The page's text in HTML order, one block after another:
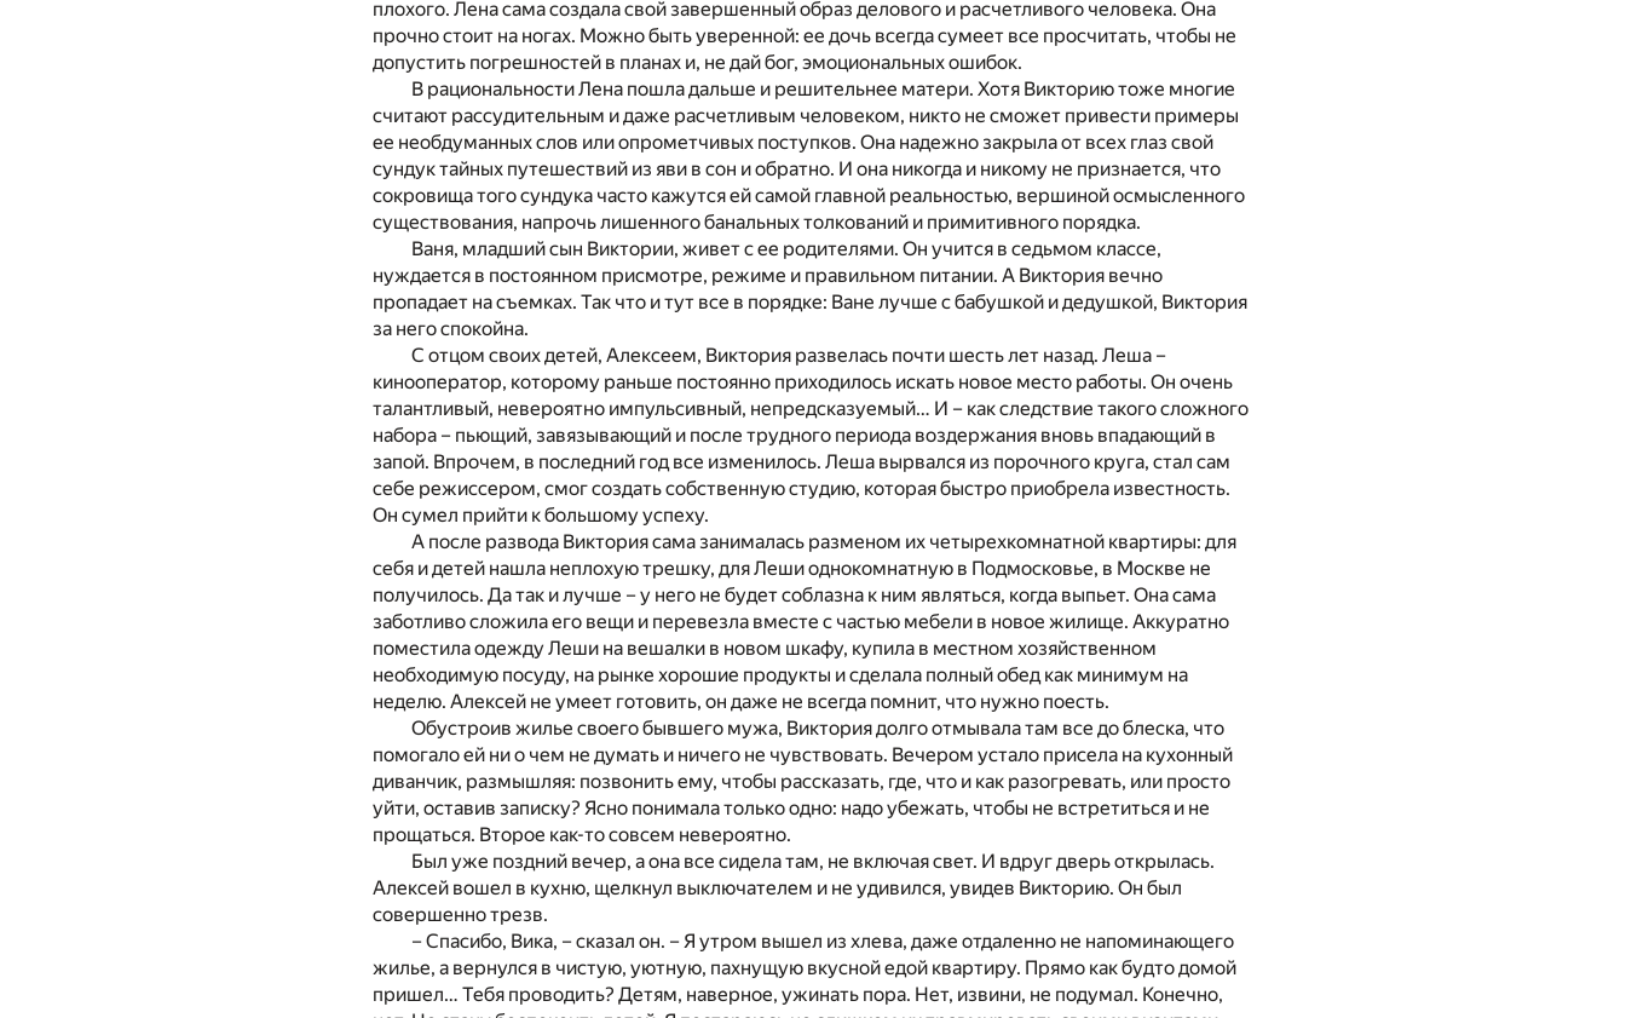
плохого. Лена сама создала свой завершенный образ делового и расчетливого человека. Она
прочно стоит на ногах. Можно быть уверенной: ее дочь всегда сумеет все просчитать, чтобы не
допустить погрешностей в планах и, не дай бог, эмоциональных ошибок.
В рациональности Лена пошла дальше и решительнее матери. Хотя Викторию тоже многие
считают рассудительным и даже расчетливым человеком, никто не сможет привести примеры
ее необдуманных слов или опрометчивых поступков. Она надежно закрыла от всех глаз свой
сундук тайных путешествий из яви в сон и обратно. И она никогда и никому не признается, что
сокровища того сундука часто кажутся ей самой главной реальностью, вершиной осмысленного
существования, напрочь лишенного банальных толкований и примитивного порядка.
Ваня, младший сын Виктории, живет с ее родителями. Он учится в седьмом классе,
нуждается в постоянном присмотре, режиме и правильном питании. А Виктория вечно
пропадает на съемках. Так что и тут все в порядке: Ване лучше с бабушкой и дедушкой, Виктория
за него спокойна.
С отцом своих детей, Алексеем, Виктория развелась почти шесть лет назад. Леша –
кинооператор, которому раньше постоянно приходилось искать новое место работы. Он очень
талантливый, невероятно импульсивный, непредсказуемый… И – как следствие такого сложного
набора – пьющий, завязывающий и после трудного периода воздержания вновь впадающий в
запой. Впрочем, в последний год все изменилось. Леша вырвался из порочного круга, стал сам
себе режиссером, смог создать собственную студию, которая быстро приобрела известность.
Он сумел прийти к большому успеху.
А после развода Виктория сама занималась разменом их четырехкомнатной квартиры: для
себя и детей нашла неплохую трешку, для Леши однокомнатную в Подмосковье, в Москве не
получилось. Да так и лучше – у него не будет соблазна к ним являться, когда выпьет. Она сама
заботливо сложила его вещи и перевезла вместе с частью мебели в новое жилище. Аккуратно
поместила одежду Леши на вешалки в новом шкафу, купила в местном хозяйственном
необходимую посуду, на рынке хорошие продукты и сделала полный обед как минимум на
неделю. Алексей не умеет готовить, он даже не всегда помнит, что нужно поесть.
Обустроив жилье своего бывшего мужа, Виктория долго отмывала там все до блеска, что
помогало ей ни о чем не думать и ничего не чувствовать. Вечером устало присела на кухонный
диванчик, размышляя: позвонить ему, чтобы рассказать, где, что и как разогревать, или просто
уйти, оставив записку? Ясно понимала только одно: надо убежать, чтобы не встретиться и не
прощаться. Второе как-то совсем невероятно.
Был уже поздний вечер, а она все сидела там, не включая свет. И вдруг дверь открылась.
Алексей вошел в кухню, щелкнул выключателем и не удивился, увидев Викторию. Он был
совершенно трезв.
– Спасибо, Вика, – сказал он. – Я утром вышел из хлева, даже отдаленно не напоминающего
жилье, а вернулся в чистую, уютную, пахнущую вкусной едой квартиру. Прямо как будто домой
пришел… Тебя проводить? Детям, наверное, ужинать пора. Нет, извини, не подумал. Конечно,